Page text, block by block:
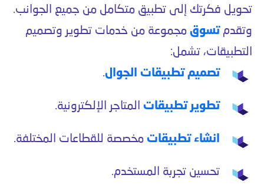
تحويل فكرتك إلى تطبيق متكامل من جميع الجوانب.
وتقدمتسوق مجموعة من خدمات تطوير وتصميم
التطبيقات، تشمل:
تصميم تطبيقات الجوال.
تطوير تطبيقات المتاجر الإلكترونية.
انشاء تطبيقات مخصصة للقطاعات المختلفة.
تحسين تجربة المستخدم.